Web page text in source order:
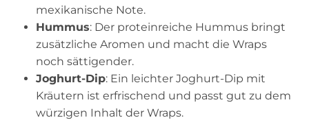
mexikanische Note.
Hummus: Der proteinreiche Hummus bringt
zusätzliche Aromen und macht die Wraps
noch sättigender.
Joghurt-Dip: Ein leichter Joghurt-Dip mit
Kräutern ist erfrischend und passt gut zu dem
würzigen Inhalt der Wraps.